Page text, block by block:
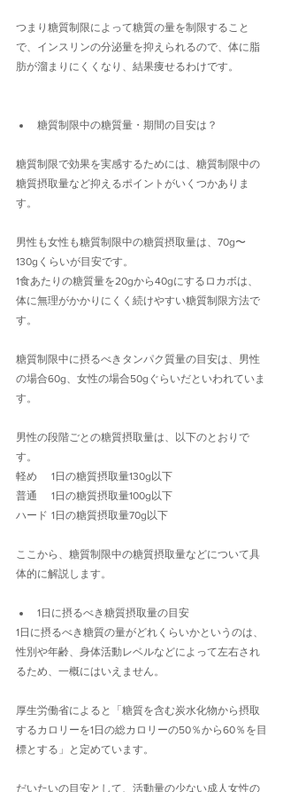
つまり糖質制限によって糖質の量を制限すること
で、インスリンの分泌量を抑えられるので、体に脂
肪が溜まりにくくなり、結果痩せるわけです。
糖質制限中の糖質量・期間の目安は？
糖質制限で効果を実感するためには、糖質制限中の
糖質摂取量など抑えるポイントがいくつかありま
す。
男性も女性も糖質制限中の糖質摂取量は、70g〜
130gくらいが目安です。
1食あたりの糖質量を20gから40gにするロカボは、
体に無理がかかりにくく続けやすい糖質制限方法で
す。
糖質制限中に摂るべきタンパク質量の目安は、男性
の場合60g、女性の場合50gぐらいだといわれていま
す。
男性の段階ごとの糖質摂取量は、以下のとおりで
す。
軽め	1日の糖質摂取量130g以下
普通	1日の糖質摂取量100g以下
ハード	1日の糖質摂取量70g以下
ここから、糖質制限中の糖質摂取量などについて具
体的に解説します。
1日に摂るべき糖質摂取量の目安
1日に摂るべき糖質の量がどれくらいかというのは、
性別や年齢、身体活動レベルなどによって左右され
るため、一概にはいえません。
厚生労働省によると「糖質を含む炭水化物から摂取
するカロリーを1日の総カロリーの50％から60％を目
標とする」と定めています。
だいたいの目安として、活動量の少ない成人女性の